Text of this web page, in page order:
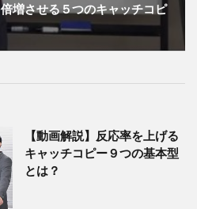
増させる５つのキャッチコピ
【動画解説】反応率を上げる
キャッチコピー９つの基本型
とは？